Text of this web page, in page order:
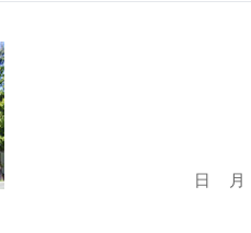
日 月